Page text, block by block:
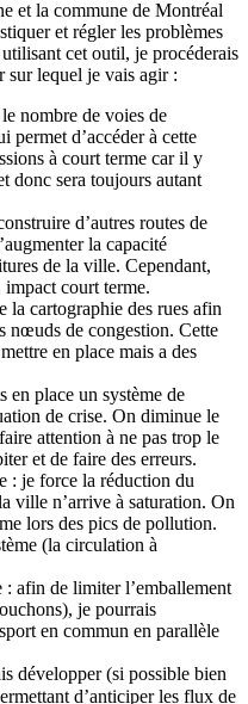
et la commune de Montréal
et régler les problèmes
cet outil, je procéderais
sur lequel je vais agir :
nombre de voies de
permet d’accéder à cette
à court terme car il y
donc sera toujours autant
d’autres routes de
la capacité
de la ville. Cependant,
impact court terme.
la cartographie des rues afin
nœuds de congestion. Cette
en place mais a des
en place un système de
de crise. On diminue le
attention à ne pas trop le
et de faire des erreurs.
: je force la réduction du
ville n’arrive à saturation. On
lors des pics de pollution.
(la circulation à
afin de limiter l’emballement
je pourrais
en commun en parallèle
développer (si possible bien
d’anticiper les flux de